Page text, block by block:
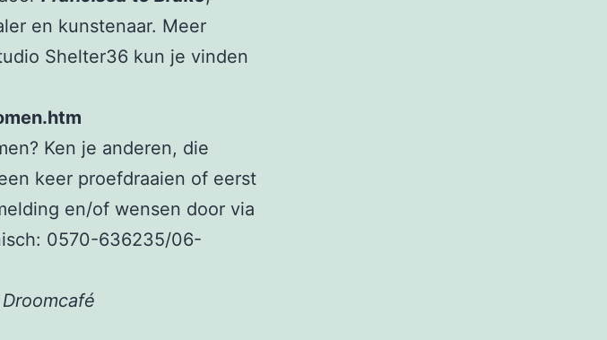
en kunstenaar. Meer
Shelter36 kun je vinden
Ken je anderen, die
keer proefdraaien of eerst
en/of wensen door via
0570-636235/06-